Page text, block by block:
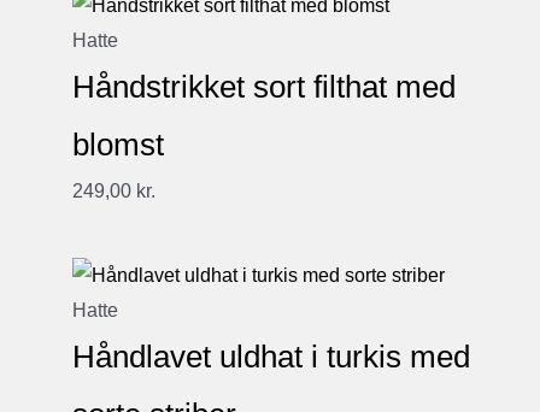
Hatte
Håndstrikket sort filthat med
blomst
249,00 kr.
Hatte
Håndlavet uldhat i turkis med